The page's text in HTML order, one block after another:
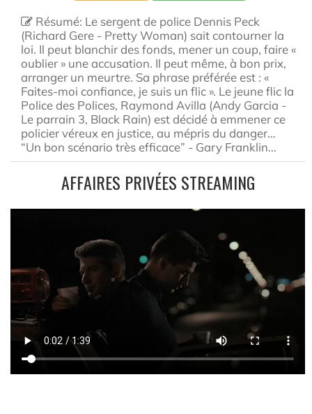
Résumé: Le sergent de police Dennis Peck
(Richard Gere - Pretty Woman) sait contourner la
loi. Il peut blanchir des fonds, mener un coup, faire «
oublier » une accusation. Il peut même, à bon prix,
arranger un meurtre. Sa phrase préférée est : «
Faites-moi confiance, je suis un flic ». Le jeune flic la
Police des Polices, Raymond Avilla (Andy Garcia -
Le parrain 3, Black Rain) est décidé à emmener ce
policier véreux en justice, au mépris du danger…
“Un bon scénario très efficace” - Gary Franklin...
AFFAIRES PRIVÉES STREAMING